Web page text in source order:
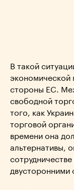
В такой
экономической
стороны ЕС.
свободной
того, как
торговой
времени она
альтернативы,
двусторонними